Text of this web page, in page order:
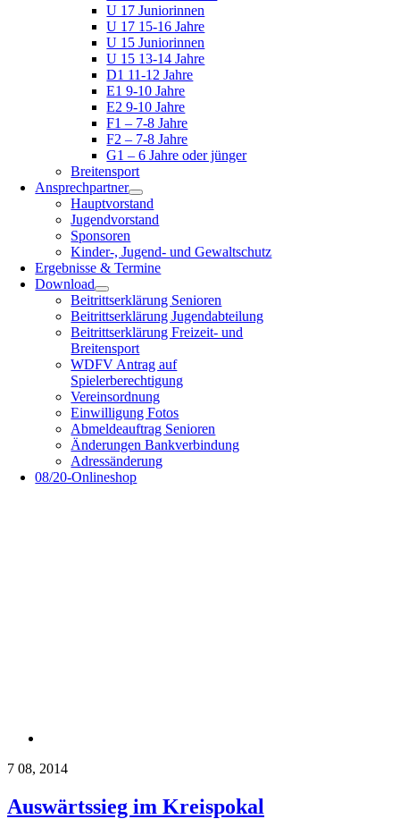
U 17 Juniorinnen
U 17 15-16 Jahre
U 15 Juniorinnen
U 15 13-14 Jahre
D1 11-12 Jahre
E1 9-10 Jahre
E2 9-10 Jahre
F1 – 7-8 Jahre
F2 – 7-8 Jahre
G1 – 6 Jahre oder jünger
Breitensport
Ansprechpartner
Hauptvorstand
Jugendvorstand
Sponsoren
Kinder-, Jugend- und Gewaltschutz
Ergebnisse & Termine
Download
Beitrittserklärung Senioren
Beitrittserklärung Jugendabteilung
Beitrittserklärung Freizeit- und
Breitensport
WDFV Antrag auf
Spielerberechtigung
Vereinsordnung
Einwilligung Fotos
Abmeldeauftrag Senioren
Änderungen Bankverbindung
Adressänderung
08/20-Onlineshop
7 08, 2014
Auswärtssieg im Kreispokal